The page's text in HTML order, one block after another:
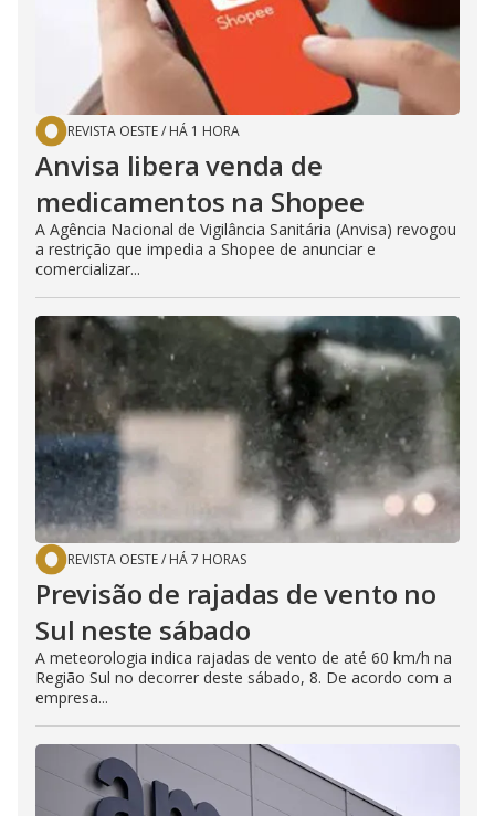
REVISTA OESTE/ HÁ 1 HORA
Anvisa libera venda de
medicamentos na Shopee
A Agência Nacional de Vigilância Sanitária (Anvisa) revogou
a restrição que impedia a Shopee de anunciar e
comercializar...
REVISTA OESTE/ HÁ 7 HORAS
Previsão de rajadas de vento no
Sul neste sábado
A meteorologia indica rajadas de vento de até 60 km/h na
Região Sul no decorrer deste sábado, 8. De acordo com a
empresa...